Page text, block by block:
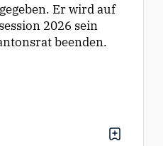
Er wird auf
2026 sein
beenden.